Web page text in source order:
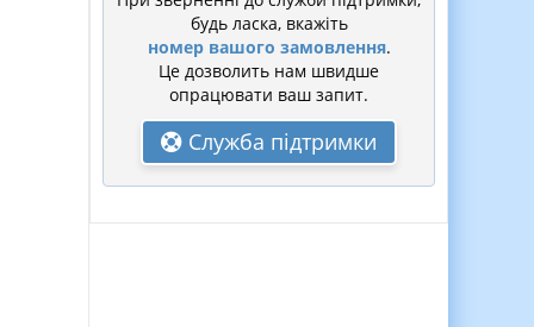
будь ласка, вкажіть
номер вашого замовлення.
Це дозволить нам швидше
опрацювати ваш запит.
Служба підтримки